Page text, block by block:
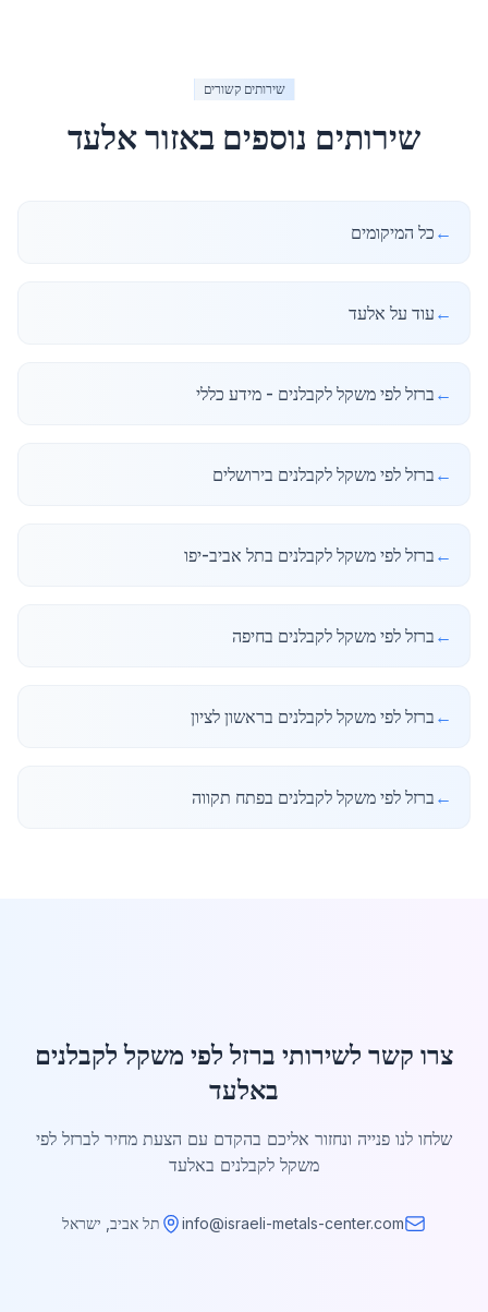
שירותים קשורים
שירותים נוספים באזוראלעד
← כל המיקומים
← עוד על אלעד
← ברזל לפי משקל לקבלנים - מידע כללי
← ברזל לפי משקל לקבלנים בירושלים
← ברזל לפי משקל לקבלנים בתל אביב-יפו
← ברזל לפי משקל לקבלנים בחיפה
← ברזל לפי משקל לקבלנים בראשון לציון
← ברזל לפי משקל לקבלנים בפתח תקווה
צרו קשר לשירותי ברזל לפי משקל לקבלנים
באלעד
שלחו לנו פנייה ונחזור אליכם בהקדם עם הצעת מחיר לברזל לפי
משקל לקבלנים באלעד
info@israeli-metals-center.com תל אביב, ישראל